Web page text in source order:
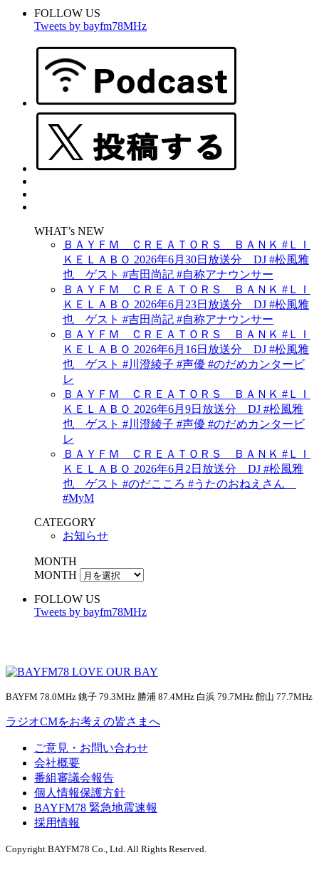
FOLLOW US
Tweets by bayfm78MHz
WHAT’s NEW
ＢＡＹＦＭ ＣＲＥＡＴＯＲＳ ＢＡＮＫ #ＬＩ
ＫＥＬＡＢＯ 2026年6月30日放送分 DJ #松風雅
也 ゲスト #吉田尚記 #自称アナウンサー
ＢＡＹＦＭ ＣＲＥＡＴＯＲＳ ＢＡＮＫ #ＬＩ
ＫＥＬＡＢＯ 2026年6月23日放送分 DJ #松風雅
也 ゲスト #吉田尚記 #自称アナウンサー
ＢＡＹＦＭ ＣＲＥＡＴＯＲＳ ＢＡＮＫ #ＬＩ
ＫＥＬＡＢＯ 2026年6月16日放送分 DJ #松風雅
也 ゲスト #川澄綾子 #声優 #のだめカンタービ
レ
ＢＡＹＦＭ ＣＲＥＡＴＯＲＳ ＢＡＮＫ #ＬＩ
ＫＥＬＡＢＯ 2026年6月9日放送分 DJ #松風雅
也 ゲスト #川澄綾子 #声優 #のだめカンタービ
レ
ＢＡＹＦＭ ＣＲＥＡＴＯＲＳ ＢＡＮＫ #ＬＩ
ＫＥＬＡＢＯ 2026年6月2日放送分 DJ #松風雅
也 ゲスト #のだこころ #うたのおねえさん
#MyM
CATEGORY
お知らせ
MONTH
MONTH
FOLLOW US
Tweets by bayfm78MHz
BAYFM 78.0MHz 銚子 79.3MHz 勝浦 87.4MHz 白浜 79.7MHz 館山 77.7MHz
ラジオCMをお考えの皆さまへ
ご意見・お問い合わせ
会社概要
番組審議会報告
個人情報保護方針
BAYFM78 緊急地震速報
採用情報
Copyright BAYFM78 Co., Ltd. All Rights Reserved.